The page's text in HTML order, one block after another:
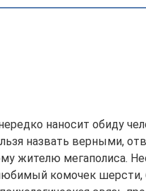
наносит обиду
назвать верными,
жителю мегаполиса.
комочек шерсти,